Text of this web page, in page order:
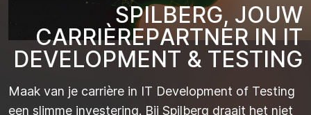
SPILBERG, JOUW
CARRIÈREPARTNER IN IT
DEVELOPMENT & TESTING
Maak van je carrière in IT Development of Testing
een slimme investering. Bij Spilberg draait het niet